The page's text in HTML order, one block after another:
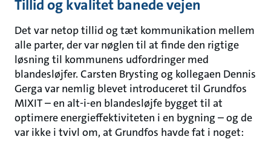
Tillid og kvalitet banede vejen
Det var netop tillid og tæt kommunikation mellem
alle parter, der var nøglen til at finde den rigtige
løsning til kommunens udfordringer med
blandesløjfer. Carsten Brysting og kollegaen Dennis
Gerga var nemlig blevet introduceret til Grundfos
MIXIT – en alt-i-en blandesløjfe bygget til at
optimere energieffektiviteten i en bygning – og de
var ikke i tvivl om, at Grundfos havde fat i noget: